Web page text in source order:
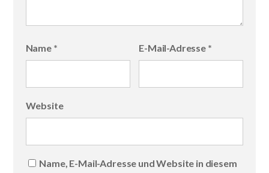
Name * E-Mail-Adresse *
Website
Name, E-Mail-Adresse und Website in diesem